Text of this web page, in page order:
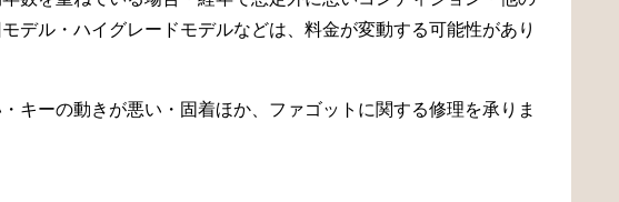
デル・ハイグレードモデルなどは、料金が変動する可能性があり
キーの動きが悪い・固着ほか、ファゴットに関する修理を承りま